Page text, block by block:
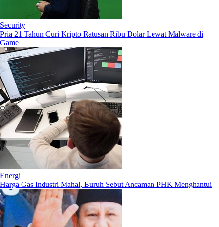
Security
Pria 21 Tahun Curi Kripto Ratusan Ribu Dolar Lewat Malware di
Game
Energi
Harga Gas Industri Mahal, Buruh Sebut Ancaman PHK Menghantui